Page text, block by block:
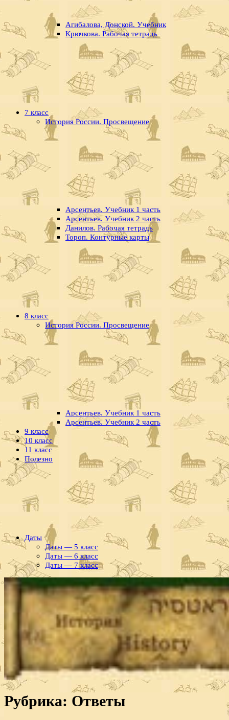
Агибалова, Донской. Учебник
Крючкова. Рабочая тетрадь
7 класс
История России. Просвещение
Арсентьев. Учебник 1 часть
Арсентьев. Учебник 2 часть
Данилов. Рабочая тетрадь
Тороп. Контурные карты
8 класс
История России. Просвещение
Арсентьев. Учебник 1 часть
Арсентьев. Учебник 2 часть
9 класс
10 класс
11 класс
Полезно
Даты
Даты — 5 класс
Даты — 6 класс
Даты — 7 класс
Рубрика: Ответы